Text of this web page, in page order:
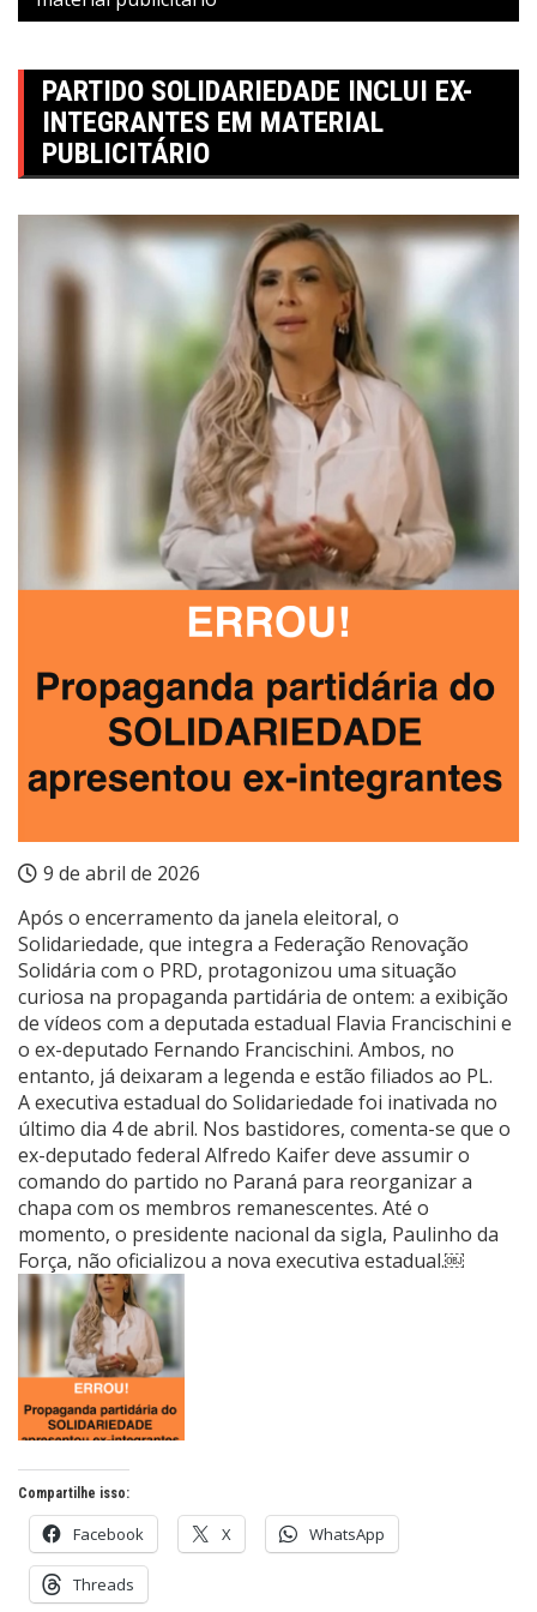
PARTIDO SOLIDARIEDADE INCLUI EX-
INTEGRANTES EM MATERIAL
PUBLICITÁRIO
9 de abril de 2026
Após o encerramento da janela eleitoral, o
Solidariedade, que integra a Federação Renovação
Solidária com o PRD, protagonizou uma situação
curiosa na propaganda partidária de ontem: a exibição
de vídeos com a deputada estadual Flavia Francischini e
o ex-deputado Fernando Francischini. Ambos, no
entanto, já deixaram a legenda e estão filiados ao PL.
A executiva estadual do Solidariedade foi inativada no
último dia 4 de abril. Nos bastidores, comenta-se que o
ex-deputado federal Alfredo Kaifer deve assumir o
comando do partido no Paraná para reorganizar a
chapa com os membros remanescentes. Até o
momento, o presidente nacional da sigla, Paulinho da
Força, não oficializou a nova executiva estadual.￼
Compartilhe isso:
Facebook X WhatsApp
Threads